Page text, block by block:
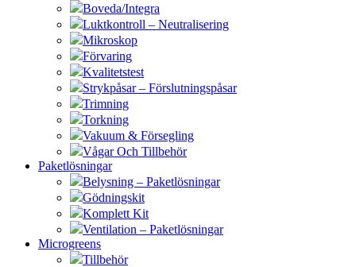
Boveda/Integra
Luktkontroll – Neutralisering
Mikroskop
Förvaring
Kvalitetstest
Strykpåsar – Förslutningspåsar
Trimning
Torkning
Vakuum & Försegling
Vågar Och Tillbehör
Paketlösningar
Belysning – Paketlösningar
Gödningskit
Komplett Kit
Ventilation – Paketlösningar
Microgreens
Tillbehör